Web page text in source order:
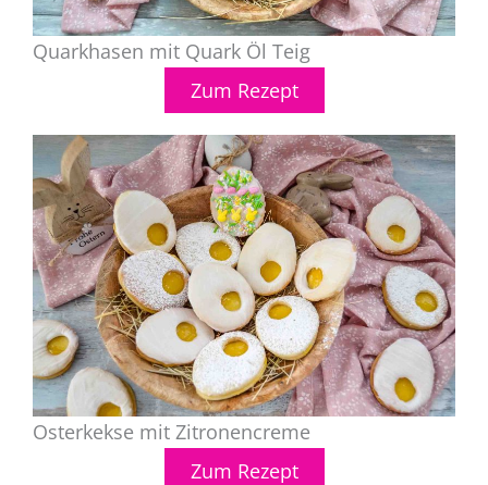
Quarkhasen mit Quark Öl Teig
Zum Rezept
Osterkekse mit Zitronencreme
Zum Rezept